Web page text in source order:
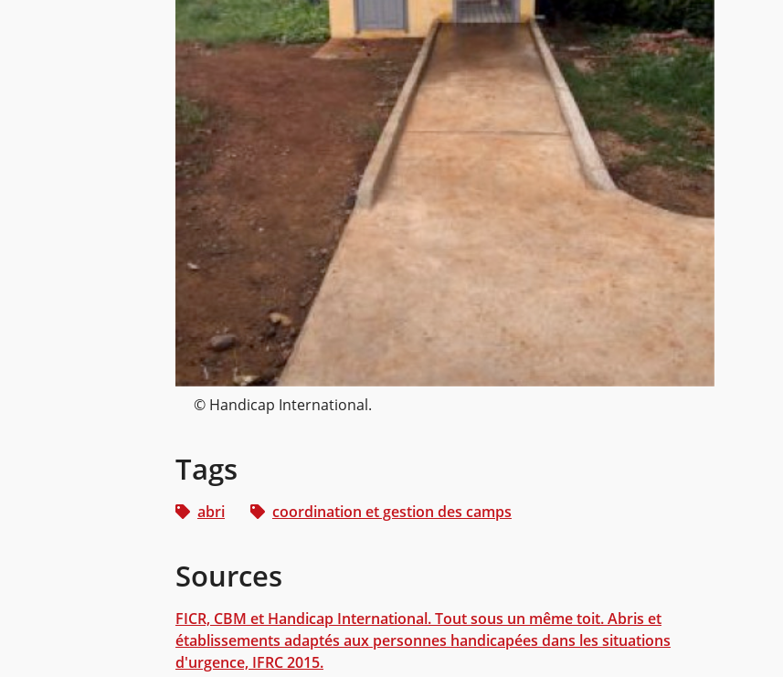
© Handicap International.
Tags
abri coordination et gestion des camps
Sources
FICR, CBM et Handicap International. Tout sous un même toit. Abris et
établissements adaptés aux personnes handicapées dans les situations
d'urgence, IFRC 2015.